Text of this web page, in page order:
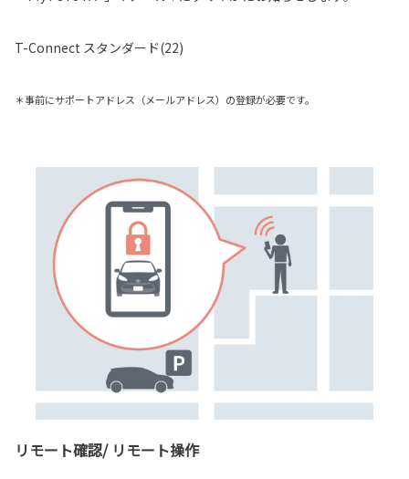
T-Connect スタンダード(22)
＊事前にサポートアドレス（メールアドレス）の登録が必要です。
リモート確認/ リモート操作